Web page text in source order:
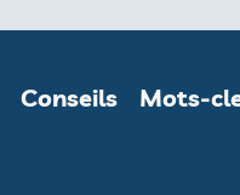
Conseils Mots-